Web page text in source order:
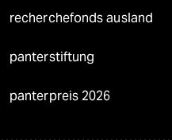
recherchefonds ausland
panterstiftung
panterpreis 2026